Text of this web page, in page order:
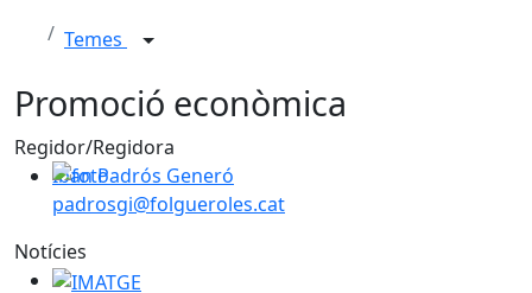
Temes
Promoció econòmica
Regidor/Regidora
Iban Padrós Generó
padrosgi@folgueroles.cat
Notícies
La Carnisseria Suriñach guanya el segon premi de